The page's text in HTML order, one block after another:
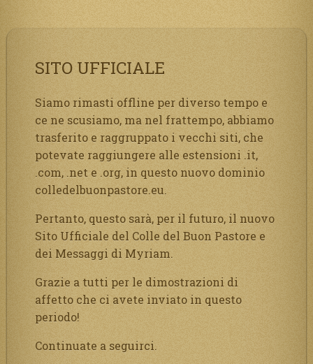
SITO UFFICIALE
Siamo rimasti offline per diverso tempo e
ce ne scusiamo, ma nel frattempo, abbiamo
trasferito e raggruppato i vecchi siti, che
potevate raggiungere alle estensioni .it,
.com, .net e .org, in questo nuovo dominio
colledelbuonpastore.eu.
Pertanto, questo sarà, per il futuro, il nuovo
Sito Ufficiale del Colle del Buon Pastore e
dei Messaggi di Myriam.
Grazie a tutti per le dimostrazioni di
affetto che ci avete inviato in questo
periodo!
Continuate a seguirci.